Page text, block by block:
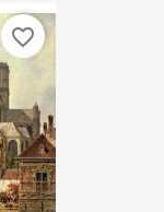
favorite_border